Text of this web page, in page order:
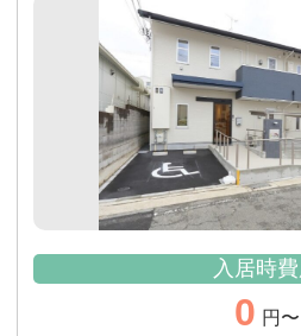
入居時費
0 円〜